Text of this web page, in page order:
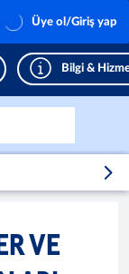
Bilgi &
Üye ol/Giriş yap
VE